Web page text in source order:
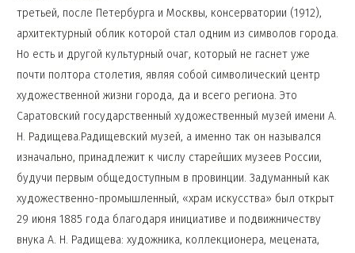
третьей, после Петербурга и Москвы, консерватории (1912),
архитектурный облик которой стал одним из символов города.
Но есть и другой культурный очаг, который не гаснет уже
почти полтора столетия, являя собой символический центр
художественной жизни города, да и всего региона. Это
Саратовский государственный художественный музей имени А.
Н. Радищева.Радищевский музей, а именно так он назывался
изначально, принадлежит к числу старейших музеев России,
будучи первым общедоступным в провинции. Задуманный как
художественно-промышленный, «храм искусства» был открыт
29 июня 1885 года благодаря инициативе и подвижничеству
внука А. Н. Радищева: художника, коллекционера, мецената,